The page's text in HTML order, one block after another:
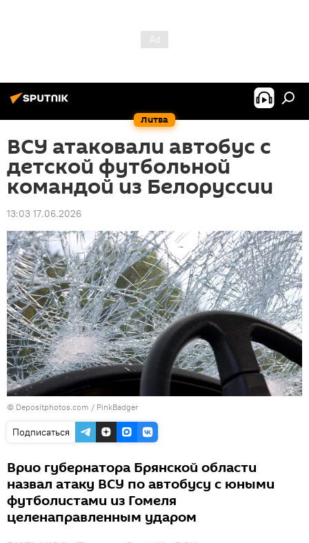
Литва
ВСУ атаковали автобус с
детской футбольной
командой из Белоруссии
13:03 17.06.2026
© Depositphotos.com / PinkBadger
Подписаться
Врио губернатора Брянской области
назвал атаку ВСУ по автобусу с юными
футболистами из Гомеля
целенаправленным ударом